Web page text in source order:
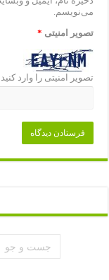
می‌نویسم.
تصویر امنیتی *
تصویر امنیتی را وارد